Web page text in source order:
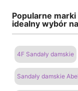
Popularne marki
idealny wybór
4F Sandały damskie
Sandały damskie